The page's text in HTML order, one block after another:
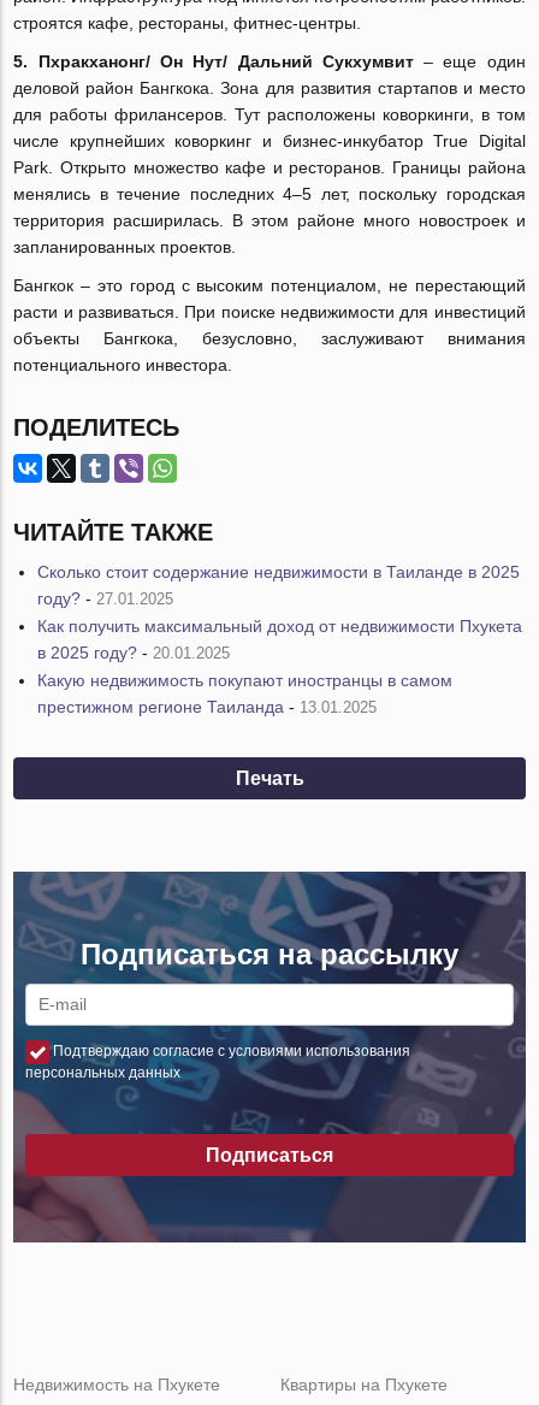
строятся кафе, рестораны, фитнес-центры.
5.
Пхракханонг/ Он Нут/ Дальний Сукхумвит– еще один
деловой район Бангкока. Зона для развития стартапов и место
для работы фрилансеров. Тут расположены коворкинги, в том
числе крупнейших коворкинг и бизнес-инкубатор True Digital
Park. Открыто множество кафе и ресторанов. Границы района
менялись в течение последних 4‒5 лет, поскольку городская
территория расширилась. В этом районе много новостроек и
запланированных проектов.
Бангкок – это город с высоким потенциалом, не перестающий
расти и развиваться. При поиске недвижимости для инвестиций
объекты Бангкока, безусловно, заслуживают внимания
потенциального инвестора.
ПОДЕЛИТЕСЬ
ЧИТАЙТЕ ТАКЖЕ
Сколько стоит содержание недвижимости в Таиланде в 2025
году? - 27.01.2025
Как получить максимальный доход от недвижимости Пхукета
в 2025 году? - 20.01.2025
Какую недвижимость покупают иностранцы в самом
престижном регионе Таиланда - 13.01.2025
Печать
Подписаться на рассылку
Подтверждаю согласие с условиями использования
персональных данных
Подписаться
Недвижимость на Пхукете
Квартиры на Пхукете